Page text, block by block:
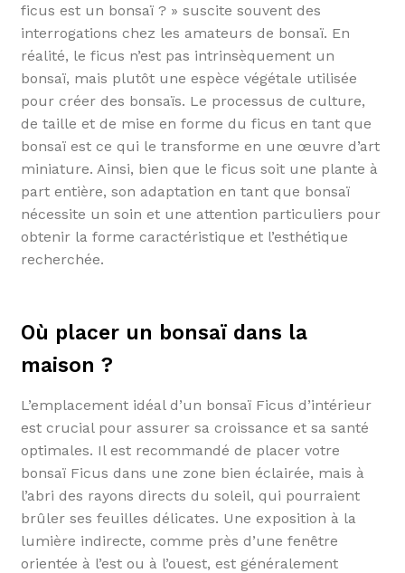
ficus est un bonsaï ? » suscite souvent des
interrogations chez les amateurs de bonsaï. En
réalité, le ficus n’est pas intrinsèquement un
bonsaï, mais plutôt une espèce végétale utilisée
pour créer des bonsaïs. Le processus de culture,
de taille et de mise en forme du ficus en tant que
bonsaï est ce qui le transforme en une œuvre d’art
miniature. Ainsi, bien que le ficus soit une plante à
part entière, son adaptation en tant que bonsaï
nécessite un soin et une attention particuliers pour
obtenir la forme caractéristique et l’esthétique
recherchée.
Où placer un bonsaï dans la
maison ?
L’emplacement idéal d’un bonsaï Ficus d’intérieur
est crucial pour assurer sa croissance et sa santé
optimales. Il est recommandé de placer votre
bonsaï Ficus dans une zone bien éclairée, mais à
l’abri des rayons directs du soleil, qui pourraient
brûler ses feuilles délicates. Une exposition à la
lumière indirecte, comme près d’une fenêtre
orientée à l’est ou à l’ouest, est généralement